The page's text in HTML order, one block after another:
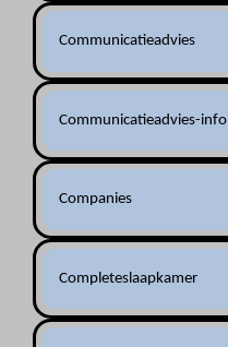
Communicatieadvies
Communicatieadvies-info
Companies
Completeslaapkamer